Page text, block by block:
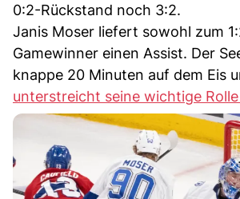
0:2-Rückstand noch 3:2.
Janis Moser liefert sowohl zum
Gamewinner einen Assist. Der
knappe 20 Minuten auf dem Eis
unterstreicht seine wichtige